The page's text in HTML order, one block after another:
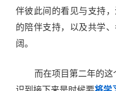
伴彼此间的看见与支持
的陪伴支持，以及共学
阔。
而在项目第二年的